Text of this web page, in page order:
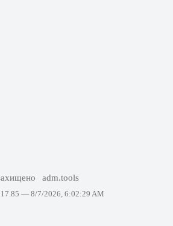
adm.tools
— 8/7/2026, 6:02:29 AM